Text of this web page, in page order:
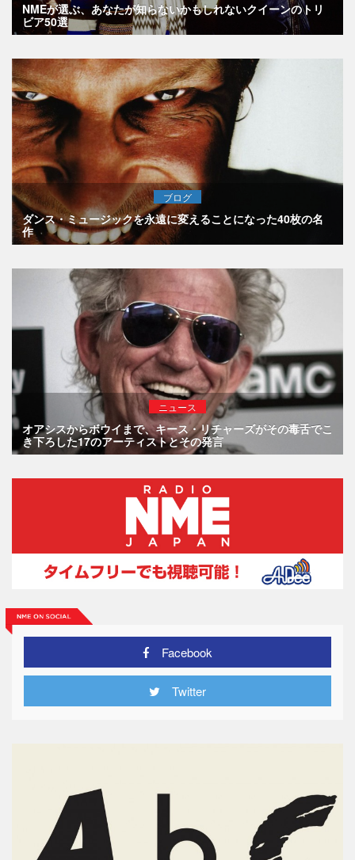
NMEが選ぶ、あなたが知らないかもしれないクイーンのトリ
ビア50選
ブログ
ダンス・ミュージックを永遠に変えることになった40枚の名
作
ニュース
オアシスからボウイまで、キース・リチャーズがその毒舌でこ
き下ろした17のアーティストとその発言
Facebook
Twitter